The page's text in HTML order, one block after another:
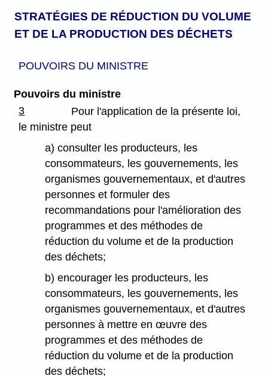
STRATÉGIES DE RÉDUCTION DU VOLUME
ET DE LA PRODUCTION DES DÉCHETS
POUVOIRS DU MINISTRE
Pouvoirs du ministre
3
Pour l'application de la présente loi,
le ministre peut
a) consulter les producteurs, les
consommateurs, les gouvernements, les
organismes gouvernementaux, et d'autres
personnes et formuler des
recommandations pour l'amélioration des
programmes et des méthodes de
réduction du volume et de la production
des déchets;
b) encourager les producteurs, les
consommateurs, les gouvernements, les
organismes gouvernementaux, et d'autres
personnes à mettre en œuvre des
programmes et des méthodes de
réduction du volume et de la production
des déchets;